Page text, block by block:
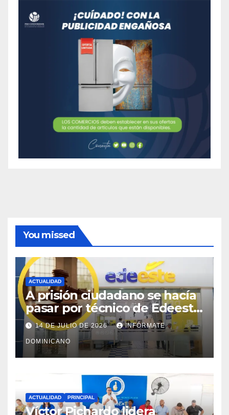
You missed
ACTUALIDAD
A prisión ciudadano se hacía
pasar por técnico de Edeeste
para estafar a dueños de
comercios
14 DE JULIO DE 2026 INFÓRMATE
DOMINICANO
ACTUALIDAD PRINCIPAL
Víctor Pichardo lidera